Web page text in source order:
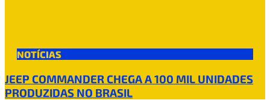
NOTÍCIAS
JEEP COMMANDER CHEGA A 100 MIL UNIDADES
PRODUZIDAS NO BRASIL